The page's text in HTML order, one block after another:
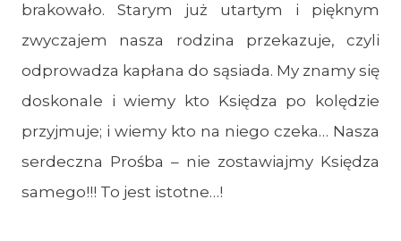
brakowało. Starym już utartym i pięknym
zwyczajem nasza rodzina przekazuje, czyli
odprowadza kapłana do sąsiada. My znamy się
doskonale i wiemy kto Księdza po kolędzie
przyjmuje; i wiemy kto na niego czeka… Nasza
serdeczna Prośba – nie zostawiajmy Księdza
samego!!! To jest istotne…!